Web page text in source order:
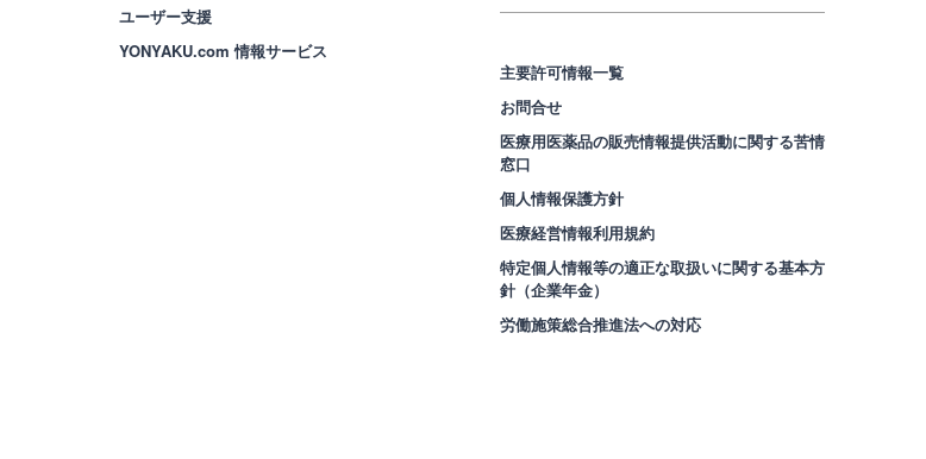
ユーザー支援
YONYAKU.com 情報サービス
主要許可情報一覧
お問合せ
医療用医薬品の販売情報提供活動に関する苦情
窓口
個人情報保護方針
医療経営情報利用規約
特定個人情報等の適正な取扱いに関する基本方
針（企業年金）
労働施策総合推進法への対応